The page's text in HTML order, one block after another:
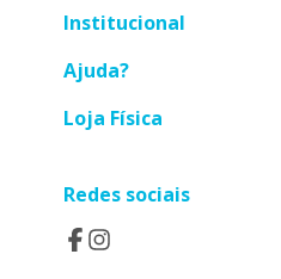
Institucional
Ajuda?
Loja Física
Redes sociais